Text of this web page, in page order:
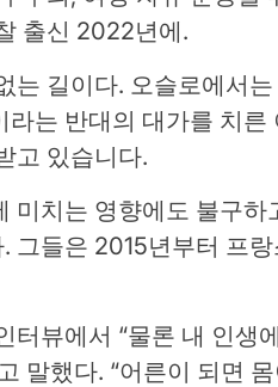
출신 2022년에.
는 길이다. 오슬로에서
라는 반대의 대가를 치른
고 있습니다.
미치는 영향에도 불구
그들은 2015년부터 프
터뷰에서 “물론 내 인생
말했다. “어른이 되면